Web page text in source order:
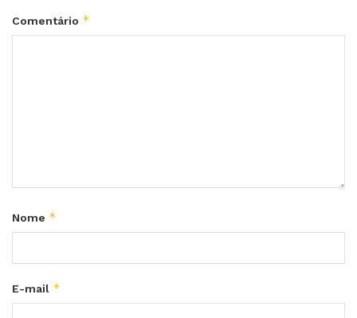
Comentário *
Nome *
E-mail *